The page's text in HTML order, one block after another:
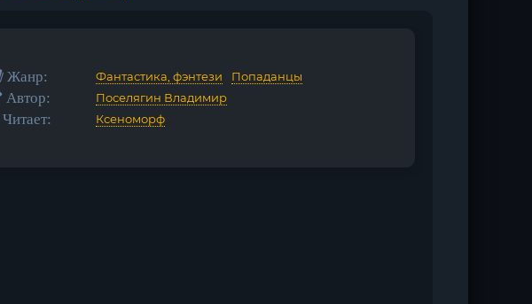
Жанр: Фантастика, фэнтези Попаданцы
Автор: Поселягин Владимир
Читает: Ксеноморф